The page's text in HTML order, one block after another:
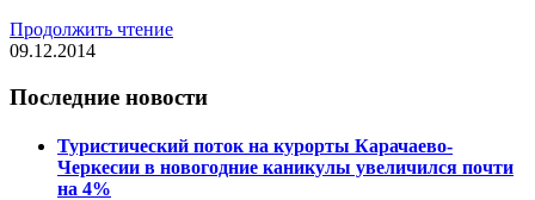
Продолжить чтение
09.12.2014
Последние новости
Туристический поток на курорты Карачаево-
Черкесии в новогодние каникулы увеличился почти
на 4%